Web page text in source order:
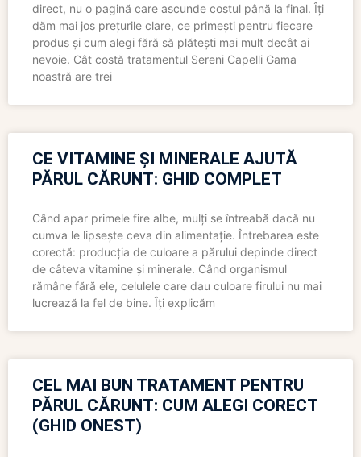
direct, nu o pagină care ascunde costul până la final. Îți
dăm mai jos prețurile clare, ce primești pentru fiecare
produs și cum alegi fără să plătești mai mult decât ai
nevoie. Cât costă tratamentul Sereni Capelli Gama
noastră are trei
CE VITAMINE ȘI MINERALE AJUTĂ
PĂRUL CĂRUNT: GHID COMPLET
Când apar primele fire albe, mulți se întreabă dacă nu
cumva le lipsește ceva din alimentație. Întrebarea este
corectă: producția de culoare a părului depinde direct
de câteva vitamine și minerale. Când organismul
rămâne fără ele, celulele care dau culoare firului nu mai
lucrează la fel de bine. Îți explicăm
CEL MAI BUN TRATAMENT PENTRU
PĂRUL CĂRUNT: CUM ALEGI CORECT
(GHID ONEST)